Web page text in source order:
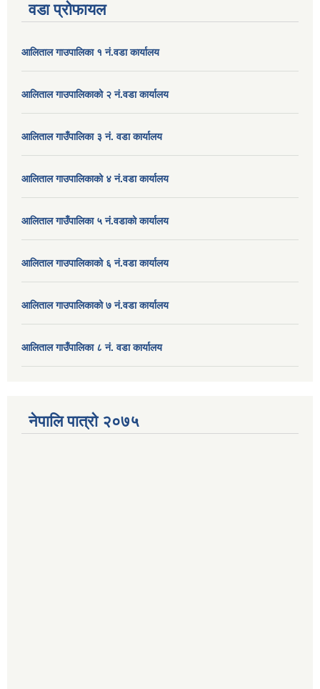
वडा प्रोफायल
आलिताल गाउपालिका १ नं.वडा कार्यालय
आलिताल गाउपालिकाको २ नं.वडा कार्यालय
आलिताल गाउँपालिका ३ नं. वडा कार्यालय
आलिताल गाउपालिकाको ४ नं.वडा कार्यालय
आलिताल गाउँपालिका ५ नं.वडाको कार्यालय
आलिताल गाउपालिकाको ६ नं.वडा कार्यालय
आलिताल गाउपालिकाको ७ नं.वडा कार्यालय
आलिताल गाउँपालिका ८ नं. वडा कार्यालय
नेपालि पात्रो २०७५